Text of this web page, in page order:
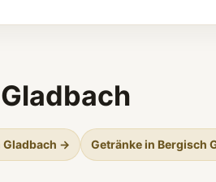
Gladbach → Getränke in Bergisch